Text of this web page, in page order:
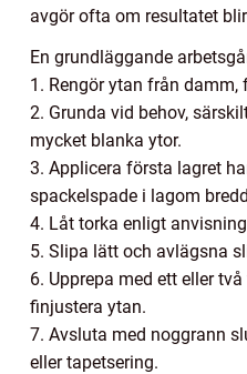
avgör ofta om resultatet
En grundläggande
1. Rengör ytan från damm,
2. Grunda vid behov,
mycket blanka ytor.
3. Applicera första lagret
spackelspade i lagom
4. Låt torka enligt
5. Slipa lätt och avlägsna
6. Upprepa med ett eller
finjustera ytan.
7. Avsluta med noggrann
eller tapetsering.